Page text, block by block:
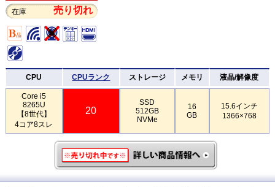
在庫 売り切れ
CPU CPUランク ストレージ メモリ 液晶/解像度
Core i5
8265U
【8世代】
4コア8スレ
20
SSD
512GB
NVMe
16
GB
15.6インチ
1366×768